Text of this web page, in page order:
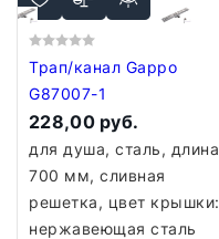
Трап/канал Gappo
G87007-1
228,00 руб.
для душа, сталь, длина
700 мм, сливная
решетка, цвет крышки:
нержавеющая сталь